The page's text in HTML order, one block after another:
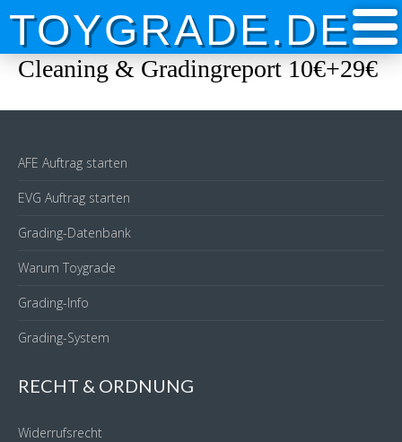
Skip
content
TOYGRADE.DE
Cleaning & Gradingreport 10€+29€
AFE Auftrag starten
EVG Auftrag starten
Grading-Datenbank
Warum Toygrade
Grading-Info
Grading-System
RECHT & ORDNUNG
Widerrufsrecht